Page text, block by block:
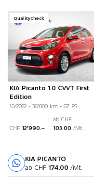
QualityCheck
KIA Picanto 1.0 CVVT First
Edition
10/2022 - 36'000 km - 67 PS
CHF 12'990.–
ab CHF
103.00 /Mt.
KIA PICANTO
ab CHF 174.00 /Mt.